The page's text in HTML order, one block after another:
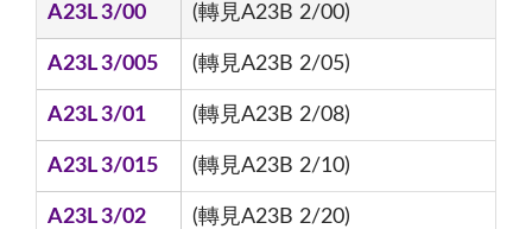
A23L 3/00 (轉見A23B 2/00)
A23L 3/005 (轉見A23B 2/05)
A23L 3/01 (轉見A23B 2/08)
A23L 3/015 (轉見A23B 2/10)
A23L 3/02 (轉見A23B 2/20)